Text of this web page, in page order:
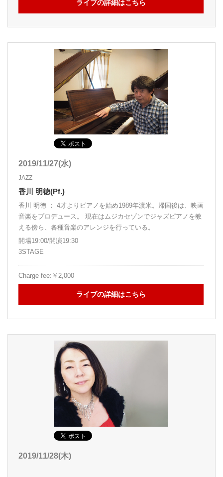
ライブの詳細はこちら
2019/11/27(水)
JAZZ
香川 明徳(Pf.)
香川 明徳 ： 4才よりピアノを始め1989年渡米。帰国後は、映画
音楽をプロデュース。 現在はムジカセゾンでジャズピアノを教
える傍ら、各種音楽のアレンジを行っている。
開場19:00/開演19:30
3STAGE
Charge fee:￥2,000
ライブの詳細はこちら
2019/11/28(木)